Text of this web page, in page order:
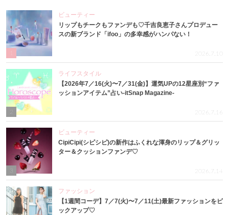
ビューティー
リップもチークもファンデも♡千吉良恵子さんプロデュー
スの新ブランド「ifoo」の多幸感がハンパない！
2026.7.10
ライフスタイル
【2026年7／16(火)〜7／31(金)】運気UPの12星座別“ファ
ッションアイテム”占い-itSnap Magazine-
2026.7.16
3
ビューティー
CipiCipi(シピシピ)の新作はふくれな渾身のリップ＆グリッ
ター＆クッションファンデ♡
2026.7.14
ファッション
【1週間コーデ】7／7(火)〜7／11(土)最新ファッションをピ
ックアップ♡